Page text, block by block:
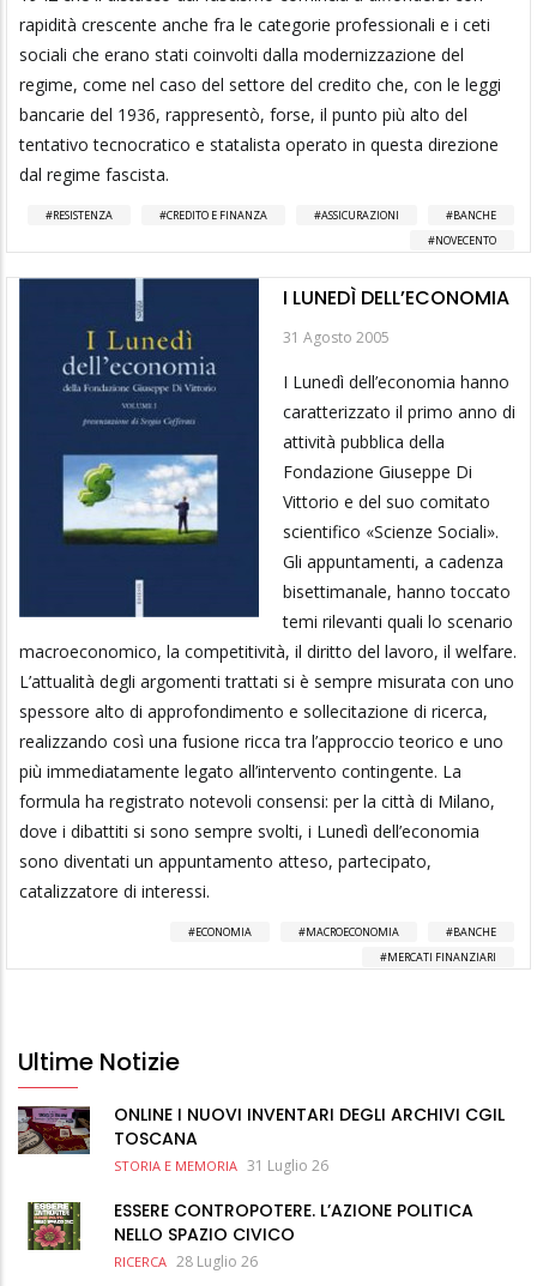
rapidità crescente anche fra le categorie professionali e i ceti
sociali che erano stati coinvolti dalla modernizzazione del
regime, come nel caso del settore del credito che, con le leggi
bancarie del 1936, rappresentò, forse, il punto più alto del
tentativo tecnocratico e statalista operato in questa direzione
dal regime fascista.
RESISTENZA CREDITO E FINANZA ASSICURAZIONI
BANCHE
NOVECENTO
I LUNEDÌ DELL’ECONOMIA
31 Agosto 2005
I Lunedì dell’economia hanno
caratterizzato il primo anno di
attività pubblica della
Fondazione Giuseppe Di
Vittorio e del suo comitato
scientifico «Scienze Sociali».
Gli appuntamenti, a cadenza
bisettimanale, hanno toccato
temi rilevanti quali lo scenario
macroeconomico, la competitività, il diritto del lavoro, il welfare.
L’attualità degli argomenti trattati si è sempre misurata con uno
spessore alto di approfondimento e sollecitazione di ricerca,
realizzando così una fusione ricca tra l’approccio teorico e uno
più immediatamente legato all’intervento contingente. La
formula ha registrato notevoli consensi: per la città di Milano,
dove i dibattiti si sono sempre svolti, i Lunedì dell’economia
sono diventati un appuntamento atteso, partecipato,
catalizzatore di interessi.
ECONOMIA MACROECONOMIA
BANCHE
MERCATI FINANZIARI
Ultime Notizie
ONLINE I NUOVI INVENTARI DEGLI ARCHIVI CGIL
TOSCANA
STORIA E MEMORIA 31 Luglio 26
ESSERE CONTROPOTERE. L’AZIONE POLITICA
NELLO SPAZIO CIVICO
RICERCA 28 Luglio 26